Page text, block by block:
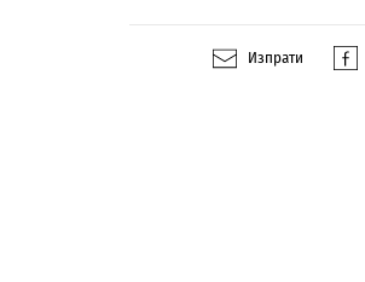
Изпрати